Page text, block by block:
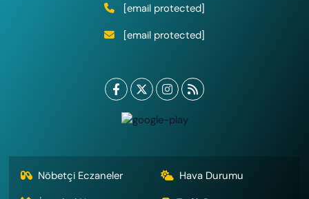
[email protected]
[email protected]
Nöbetçi Eczaneler
Hava Durumu